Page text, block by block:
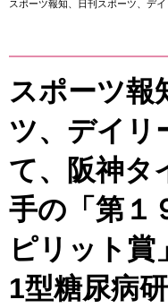
スポーツ報知、日刊スポーツ、デ
スポーツ報
ツ、デイリ
て、阪神タ
手の「第１
ピリット賞
1型糖尿病